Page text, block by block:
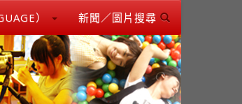
） 新聞／圖片搜尋